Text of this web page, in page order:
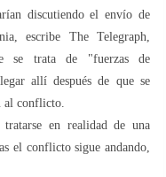
discutiendo el envío de
escribe The Telegraph,
se trata de "fuerzas de
allí después de que se
al conflicto.
en realidad de una
el conflicto sigue andando,